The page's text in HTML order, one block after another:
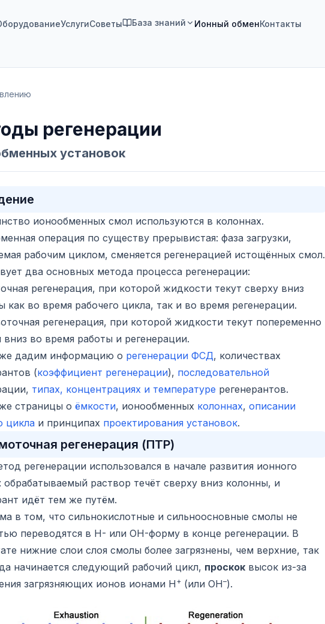
УслугиСоветы База знаний Ионный обменКонтакты
регенерации
установок
ионообменных смол используются в колоннах.
операция по существу прерывистая: фаза загрузки,
рабочим циклом, сменяется регенерацией истощённых смол.
два основных метода процесса регенерации:
регенерация, при которой жидкости текут сверху вниз
как во время рабочего цикла, так и во время регенерации.
регенерация, при которой жидкости текут попеременно
вниз во время работы и регенерации.
дадим информацию о регенерации ФСД, количествах
(коэффициент регенерации), последовательной
типах, концентрациях и температуре регенерантов.
страницы о ёмкости, ионообменных колоннах, описании
цикла и принципах проектирования установок.
регенерация (ПТР)
регенерации использовался в начале развития ионного
обрабатываемый раствор течёт сверху вниз колонны, и
идёт тем же путём.
в том, что сильнокислотные и сильноосновные смолы не
переводятся в H- или OH-форму в конце регенерации. В
нижние слои слоя смолы более загрязнены, чем верхние, так
начинается следующий рабочий цикл, проскок высок из-за
загрязняющих ионов ионами H + (или OH–).